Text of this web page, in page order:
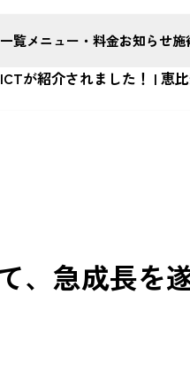
覧メニュー・料金お知らせ施
が紹介されました！ | 恵
、急成長を